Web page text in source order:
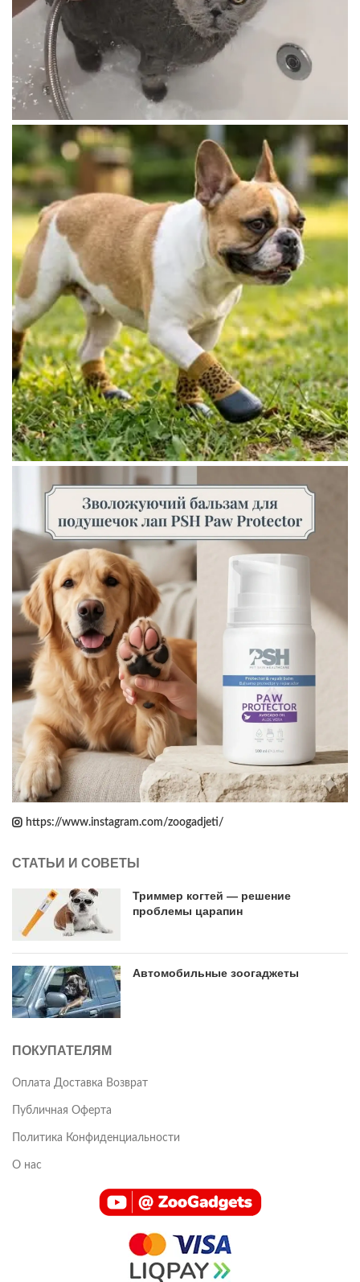
https://www.instagram.com/zoogadjeti/
СТАТЬИ И СОВЕТЫ
Триммер когтей — решение
проблемы царапин
Автомобильные зоогаджеты
ПОКУПАТЕЛЯМ
Оплата Доставка Возврат
Публичная Оферта
Политика Конфиденциальности
О нас